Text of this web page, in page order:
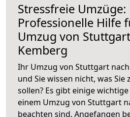
Stressfreie Umzüge:
Professionelle Hilfe
Umzug von
Kemberg
Ihr Umzug von Stuttgart
und Sie wissen nicht, was Sie
sollen? Es gibt einige
einem Umzug von Stuttgart
beachten sind. Angefangen